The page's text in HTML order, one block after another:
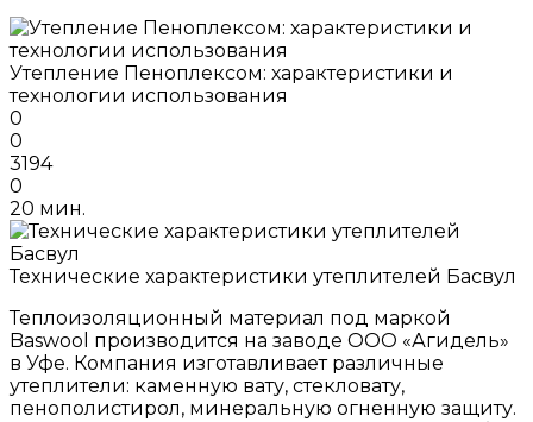
Утепление Пеноплексом: характеристики и
технологии использования
0
0
3194
0
20 мин.
Технические характеристики утеплителей Басвул
Теплоизоляционный материал под маркой
Baswool производится на заводе ООО «Агидель»
в Уфе. Компания изготавливает различные
утеплители: каменную вату, стекловату,
пенополистирол, минеральную огненную защиту.